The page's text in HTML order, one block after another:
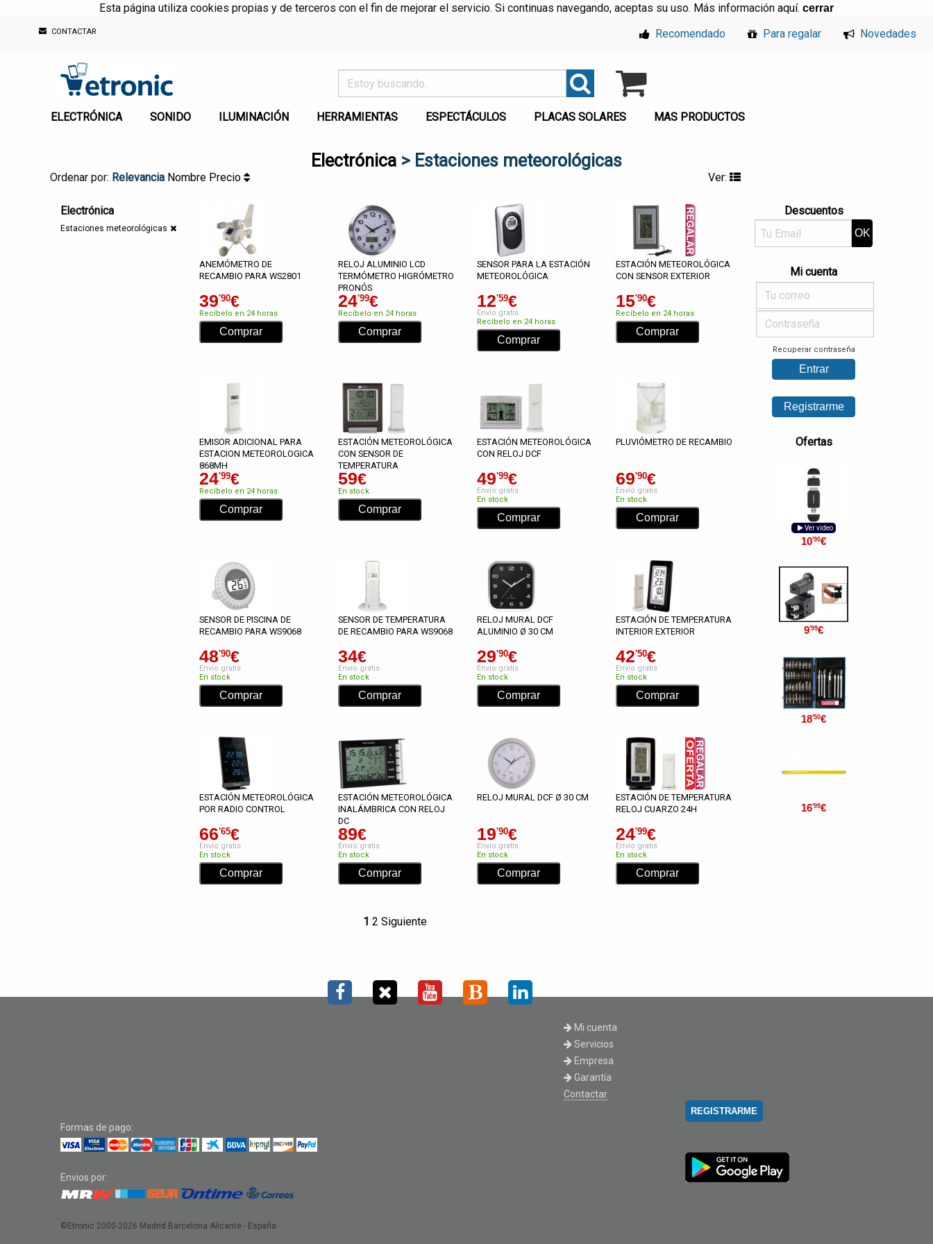
Esta página utiliza cookies propias y de terceros con el fin de mejorar el servicio. Si continuas navegando, aceptas su uso. Más información aquí. cerrar
CONTACTAR Recomendado Para regalar Novedades
ELECTRÓNICA SONIDO ILUMINACIÓN HERRAMIENTAS ESPECTÁCULOS PLACAS SOLARES MAS PRODUCTOS
Electrónica > Estaciones meteorológicas
Ordenar por: Relevancia Nombre Precio Ver:
Electrónica
Estaciones meteorológicas
ANEMÓMETRO DE
RECAMBIO PARA WS2801
39'90€
Recíbelo en 24 horas
RELOJ ALUMINIO LCD
TERMÓMETRO HIGRÓMETRO
PRONÓS
24'99€
Recíbelo en 24 horas
SENSOR PARA LA ESTACIÓN
METEOROLÓGICA
12'59€
Envío gratis
Recíbelo en 24 horas
ESTACIÓN METEOROLÓGICA
CON SENSOR EXTERIOR
15'90€
Recíbelo en 24 horas
EMISOR ADICIONAL PARA
ESTACION METEOROLOGICA
868MH
24'99€
Recíbelo en 24 horas
ESTACIÓN METEOROLÓGICA
CON SENSOR DE
TEMPERATURA
59€
En stock
ESTACIÓN METEOROLÓGICA
CON RELOJ DCF
49'99€
Envío gratis
En stock
PLUVIÓMETRO DE RECAMBIO
69'90€
Envío gratis
En stock
SENSOR DE PISCINA DE
RECAMBIO PARA WS9068
48'90€
Envío gratis
En stock
SENSOR DE TEMPERATURA
DE RECAMBIO PARA WS9068
34€
Envío gratis
En stock
RELOJ MURAL DCF
ALUMINIO Ø 30 CM
29'90€
Envío gratis
En stock
ESTACIÓN DE TEMPERATURA
INTERIOR EXTERIOR
42'50€
Envío gratis
En stock
ESTACIÓN METEOROLÓGICA
POR RADIO CONTROL
66'65€
Envío gratis
En stock
ESTACIÓN METEOROLÓGICA
INALÁMBRICA CON RELOJ
DC
89€
Envío gratis
En stock
RELOJ MURAL DCF Ø 30 CM
19'90€
Envío gratis
En stock
ESTACIÓN DE TEMPERATURA
RELOJ CUARZO 24H
24'99€
Envío gratis
En stock
Descuentos
Mi cuenta
Recuperar contraseña
Ofertas
Ver video
10'90€
9'99€
18'50€
16'99€
1 2 Siguiente
Mi cuenta
Servicios
Empresa
Garantía
Contactar
Formas de pago:
Envios por:
©Etronic 2000-2026 Madrid Barcelona Alicante - España
REGISTRARME